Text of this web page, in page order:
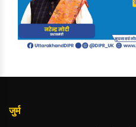
जुर्म